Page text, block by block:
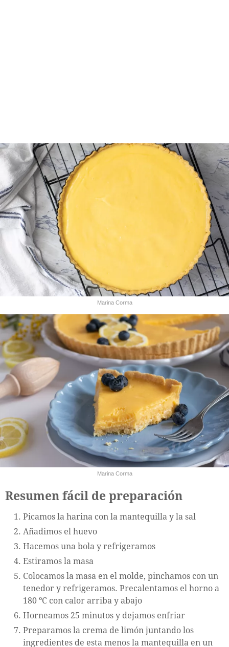
Marina Corma
Marina Corma
Resumen fácil de preparación
Picamos la harina con la mantequilla y la sal
Añadimos el huevo
Hacemos una bola y refrigeramos
Estiramos la masa
Colocamos la masa en el molde, pinchamos con un
tenedor y refrigeramos. Precalentamos el horno a
180 ºC con calor arriba y abajo
Horneamos 25 minutos y dejamos enfriar
Preparamos la crema de limón juntando los
ingredientes de esta menos la mantequilla en un